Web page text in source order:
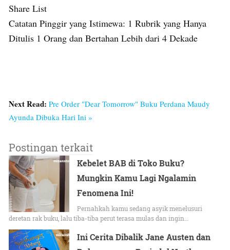
Share List
Catatan Pinggir yang Istimewa: 1 Rubrik yang Hanya
Ditulis 1 Orang dan Bertahan Lebih dari 4 Dekade
Next Read: Pre Order "Dear Tomorrow" Buku Perdana Maudy
Ayunda Dibuka Hari Ini »
Postingan terkait
Kebelet BAB di Toko Buku?
Mungkin Kamu Lagi Ngalamin
Fenomena Ini!
Pernahkah kamu sedang asyik menelusuri
deretan rak buku, lalu tiba-tiba perut terasa mulas dan ingin…
Ini Cerita Dibalik Jane Austen dan